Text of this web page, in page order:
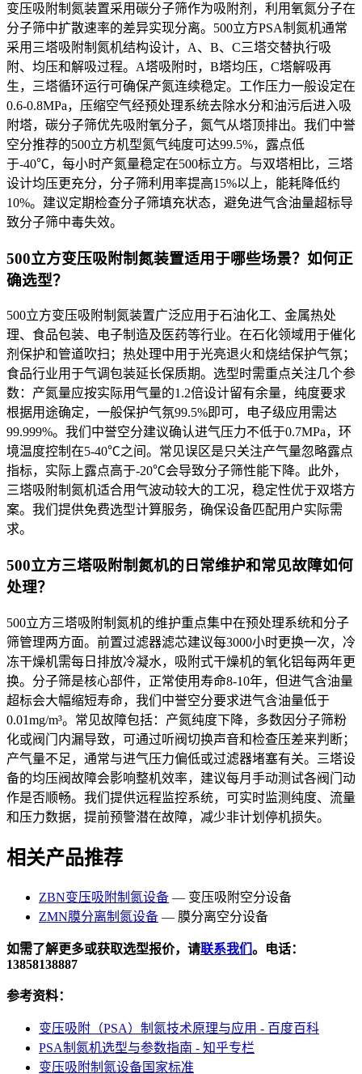
变压吸附制氮装置采用碳分子筛作为吸附剂，利用氧氮分子在
分子筛中扩散速率的差异实现分离。500立方PSA制氮机通常
采用三塔吸附制氮机结构设计，A、B、C三塔交替执行吸
附、均压和解吸过程。A塔吸附时，B塔均压，C塔解吸再
生，三塔循环运行可确保产氮连续稳定。工作压力一般设定在
0.6-0.8MPa，压缩空气经预处理系统去除水分和油污后进入吸
附塔，碳分子筛优先吸附氧分子，氮气从塔顶排出。我们中誉
空分推荐的500立方机型氮气纯度可达99.5%，露点低
于-40℃，每小时产氮量稳定在500标立方。与双塔相比，三塔
设计均压更充分，分子筛利用率提高15%以上，能耗降低约
10%。建议定期检查分子筛填充状态，避免进气含油量超标导
致分子筛中毒失效。
500立方变压吸附制氮装置适用于哪些场景？如何正
确选型？
500立方变压吸附制氮装置广泛应用于石油化工、金属热处
理、食品包装、电子制造及医药等行业。在石化领域用于催化
剂保护和管道吹扫；热处理中用于光亮退火和烧结保护气氛；
食品行业用于气调包装延长保质期。选型时需重点关注几个参
数：产氮量应按实际用气量的1.2倍设计留有余量，纯度要求
根据用途确定，一般保护气氛99.5%即可，电子级应用需达
99.999%。我们中誉空分建议确认进气压力不低于0.7MPa，环
境温度控制在5-40℃之间。常见误区是只关注产气量忽略露点
指标，实际上露点高于-20℃会导致分子筛性能下降。此外，
三塔吸附制氮机适合用气波动较大的工况，稳定性优于双塔方
案。我们提供免费选型计算服务，确保设备匹配用户实际需
求。
500立方三塔吸附制氮机的日常维护和常见故障如何
处理？
500立方三塔吸附制氮机的维护重点集中在预处理系统和分子
筛管理两方面。前置过滤器滤芯建议每3000小时更换一次，冷
冻干燥机需每日排放冷凝水，吸附式干燥机的氧化铝每两年更
换。分子筛是核心部件，正常使用寿命8-10年，但进气含油量
超标会大幅缩短寿命，我们中誉空分要求进气含油量低于
0.01mg/m³。常见故障包括：产氮纯度下降，多数因分子筛粉
化或阀门内漏导致，可通过听阀切换声音和检查压差来判断；
产气量不足，通常与进气压力偏低或过滤器堵塞有关。三塔设
备的均压阀故障会影响整机效率，建议每月手动测试各阀门动
作是否顺畅。我们提供远程监控系统，可实时监测纯度、流量
和压力数据，提前预警潜在故障，减少非计划停机损失。
相关产品推荐
ZBN变压吸附制氮设备 — 变压吸附空分设备
ZMN膜分离制氮设备 — 膜分离空分设备
如需了解更多或获取选型报价，请联系我们 。电话：
13858138887
参考资料：
变压吸附（PSA）制氮技术原理与应用 - 百度百科
PSA制氮机选型与参数指南 - 知乎专栏
变压吸附制氮设备国家标准